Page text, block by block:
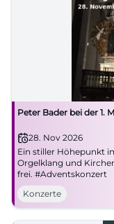
Peter Bader bei der 1.
28. Nov 2026
Ein stiller Höhepunkt
Orgelklang und
frei. #Adventskonzert
Konzerte